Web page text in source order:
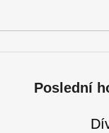
Poslední